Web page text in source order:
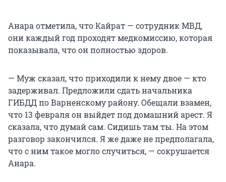
Анара отметила, что Кайрат — сотрудник МВД,
они каждый год проходят медкомиссию, которая
показывала, что он полностью здоров.
— Муж сказал, что приходили к нему двое — кто
задерживал. Предложили сдать начальника
ГИБДД по Варненскому району. Обещали взамен,
что 13 февраля он выйдет под домашний арест. Я
сказала, что думай сам. Сидишь там ты. На этом
разговор закончился. Я же даже не предполагала,
что с ним такое могло случиться, — сокрушается
Анара.